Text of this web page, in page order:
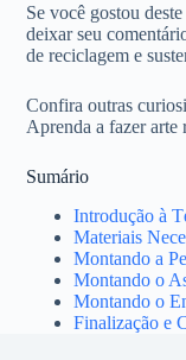
Se você gostou
deixar seu
de reciclagem e
Confira outras
Aprenda a fazer
Sumário
Introdução à
Materiais
Montando a
Montando o
Montando o
Finalização e